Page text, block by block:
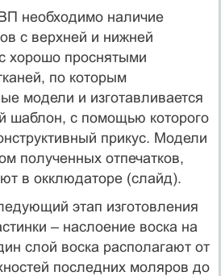
необходимо наличие
с верхней и нижней
хорошо проснятыми
по которым
модели и изготавливается
шаблон, с помощью которого
прикус. Модели
полученных отпечатков,
в окклюдаторе (слайд).
этап изготовления
– наслоение воска на
слой воска располагают от
последних моляров до